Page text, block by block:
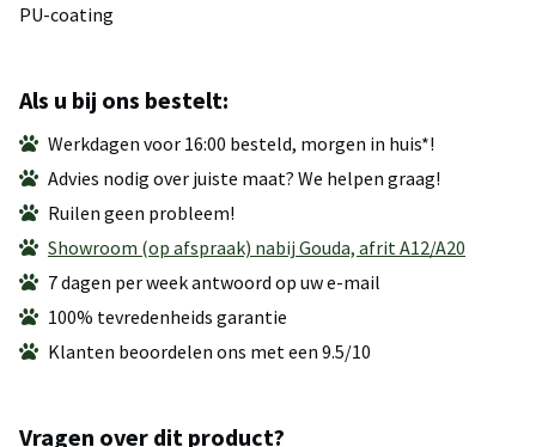
PU-coating
Als u bij ons bestelt:
Werkdagen voor 16:00 besteld, morgen in huis*!
Advies nodig over juiste maat? We helpen graag!
Ruilen geen probleem!
Showroom (op afspraak) nabij Gouda, afrit A12/A20
7 dagen per week antwoord op uw e-mail
100% tevredenheids garantie
Klanten beoordelen ons met een 9.5/10
Vragen over dit product?